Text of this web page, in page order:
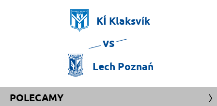
KÍ Klaksvík
vs
Lech Poznań
POLECAMY